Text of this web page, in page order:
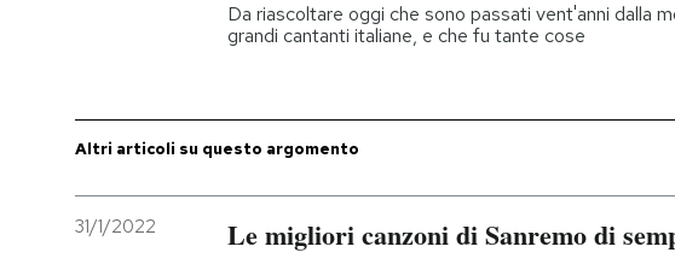
Da riascoltare oggi che sono passati vent'anni dalla
grandi cantanti italiane, e che fu tante cose
Altri articoli su questo argomento
31/1/2022 Le migliori canzoni di Sanremo di